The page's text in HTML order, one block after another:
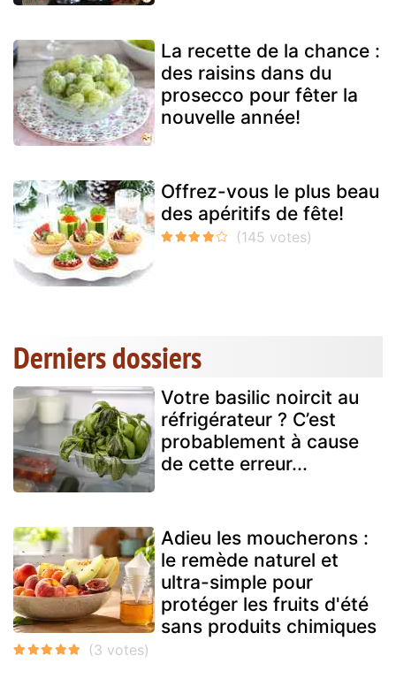
La recette de la chance :
des raisins dans du
prosecco pour fêter la
nouvelle année!
Offrez-vous le plus beau
des apéritifs de fête!
Derniers dossiers
Votre basilic noircit au
réfrigérateur ? C’est
probablement à cause
de cette erreur...
Adieu les moucherons :
le remède naturel et
ultra-simple pour
protéger les fruits d'été
sans produits chimiques